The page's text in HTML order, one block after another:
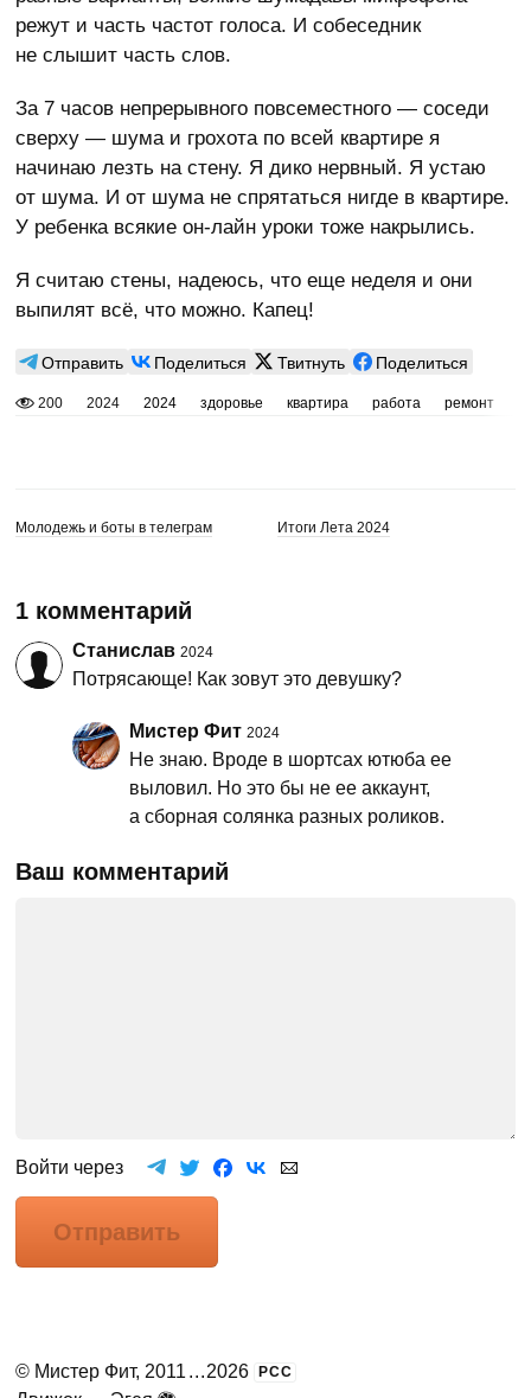
режут и часть частот голоса. И собеседник
не слышит часть слов.
За 7 часов непрерывного повсеместного — соседи
сверху — шума и грохота по всей квартире я
начинаю лезть на стену. Я дико нервный. Я устаю
от шума. И от шума не спрятаться нигде в квартире.
У ребенка всякие он-лайн уроки тоже накрылись.
Я считаю стены, надеюсь, что еще неделя и они
выпилят всё, что можно. Капец!
Отправить Поделиться Твитнуть Поделиться
200 2024 2024 здоровье квартира работа ремонт
Молодежь и боты в телеграм Итоги Лета 2024
1 комментарий
Станислав 2024
Потрясающе! Как зовут это девушку?
Мистер Фит 2024
Не знаю. Вроде в шортсах ютюба ее
выловил. Но это бы не ее аккаунт,
а сборная солянка разных роликов.
Ваш комментарий
Войти через
Отправить
© Мистер Фит, 2011 ...2026 РСС